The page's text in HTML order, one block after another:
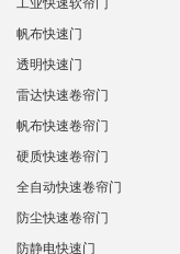
工业快速软帘门
帆布快速门
透明快速门
雷达快速卷帘门
帆布快速卷帘门
硬质快速卷帘门
全自动快速卷帘门
防尘快速卷帘门
防静电快速门